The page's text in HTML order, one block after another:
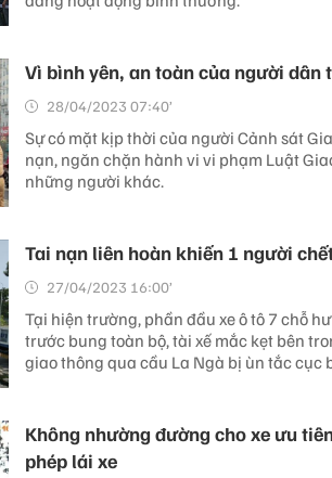
Vì bình yên, an toàn của người dân
28/04/2023 07:40’
Sự có mặt kịp thời của người Cảnh sát
nạn, ngăn chặn hành vi vi phạm Luật
những người khác.
Tai nạn liên hoàn khiến 1 người
27/04/2023 16:00’
Tại hiện trường, phần đầu xe ô tô 7 chỗ
trước bung toàn bộ, tài xế mắc kẹt bên
giao thông qua cầu La Ngà bị ùn tắc cục
Không nhường đường cho xe ưu
phép lái xe